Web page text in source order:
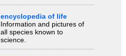
encyclopedia of life
Information and pictures of
all species known to
science.